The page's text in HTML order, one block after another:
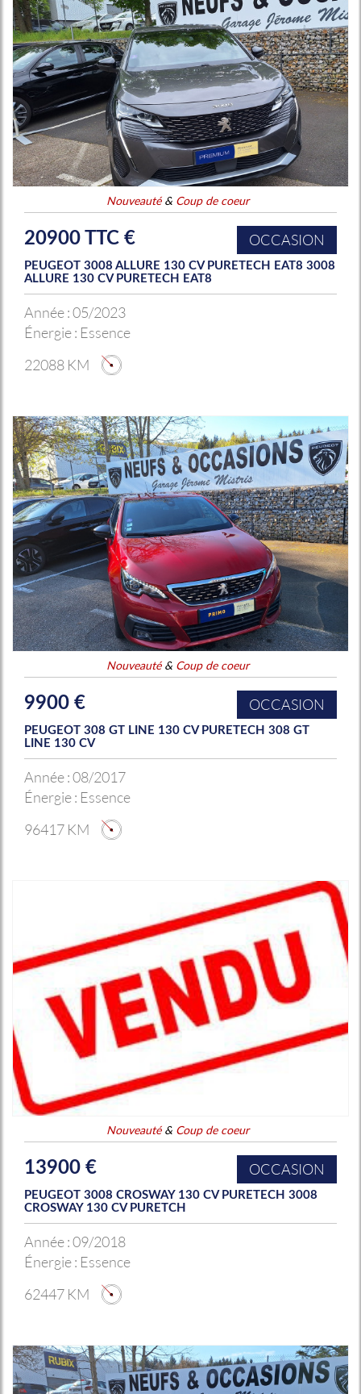
Nouveauté& Coup de coeur
20900 TTC € OCCASION
PEUGEOT 3008 ALLURE 130 CV PURETECH EAT8 3008
ALLURE 130 CV PURETECH EAT8
Année :05/2023
Énergie : Essence
22088 KM
Nouveauté& Coup de coeur
9900 € OCCASION
PEUGEOT 308 GT LINE 130 CV PURETECH 308 GT
LINE 130 CV
Année :08/2017
Énergie : Essence
96417 KM
Nouveauté& Coup de coeur
13900 € OCCASION
PEUGEOT 3008 CROSWAY 130 CV PURETECH 3008
CROSWAY 130 CV PURETCH
Année :09/2018
Énergie : Essence
62447 KM